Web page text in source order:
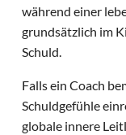
während einer
grundsätzlich im
Schuld.
Falls ein Coach
Schuldgefühle
globale innere